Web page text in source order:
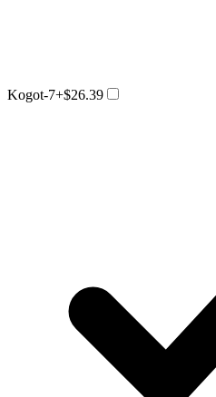
Kogot-7+$26.39